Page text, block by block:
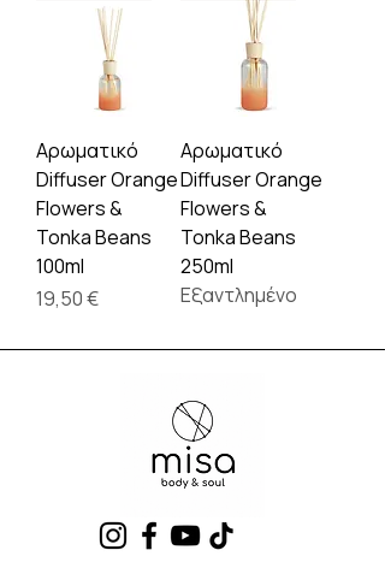
Αρωματικό
Diffuser Orange
Flowers &
Tonka Beans
100ml
Τιμή
19,50 €
Αρωματικό
Diffuser Orange
Flowers &
Tonka Beans
250ml
Εξαντλημένο